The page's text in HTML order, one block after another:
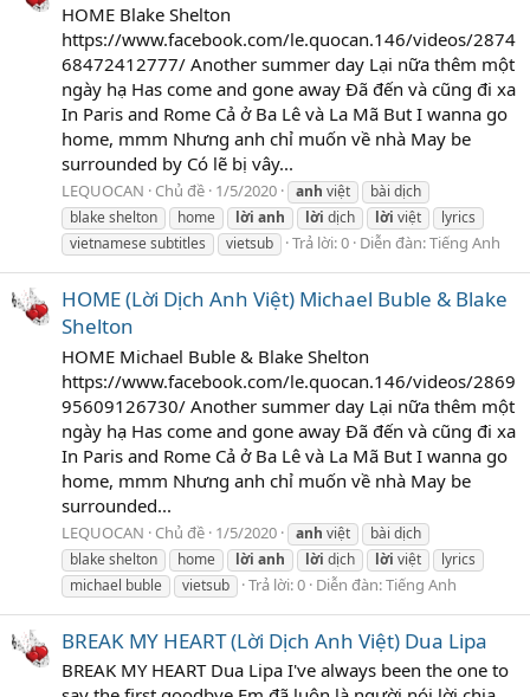
HOME Blake Shelton
https://www.facebook.com/le.quocan.146/videos/2874
68472412777/ Another summer day Lại nữa thêm một
ngày hạ Has come and gone away Đã đến và cũng đi xa
In Paris and Rome Cả ở Ba Lê và La Mã But I wanna go
home, mmm Nhưng anh chỉ muốn về nhà May be
surrounded by Có lẽ bị vây...
LEQUOCAN Chủ đề 1/5/2020 anh việt
bài dịch
blake shelton
home lời anh lời dịch lời việt
lyrics
vietnamese subtitles
vietsub Trả lời: 0 Diễn đàn:Tiếng Anh
HOME (Lời Dịch Anh Việt) Michael Buble & Blake
Shelton
HOME Michael Buble & Blake Shelton
https://www.facebook.com/le.quocan.146/videos/2869
95609126730/ Another summer day Lại nữa thêm một
ngày hạ Has come and gone away Đã đến và cũng đi xa
In Paris and Rome Cả ở Ba Lê và La Mã But I wanna go
home, mmm Nhưng anh chỉ muốn về nhà May be
surrounded...
LEQUOCAN Chủ đề 1/5/2020 anh việt
bài dịch
blake shelton
home lời anh lời dịch lời việt
lyrics
michael buble
vietsub Trả lời: 0 Diễn đàn:Tiếng Anh
BREAK MY HEART (Lời Dịch Anh Việt) Dua Lipa
BREAK MY HEART Dua Lipa I've always been the one to